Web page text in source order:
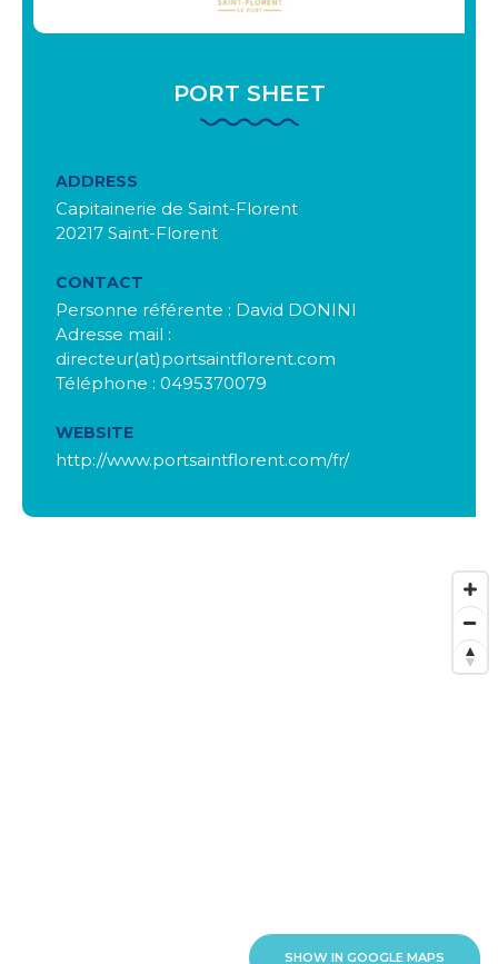
PORT SHEET
ADDRESS
Capitainerie de Saint-Florent
20217 Saint-Florent
CONTACT
Personne référente : David DONINI
Adresse mail :
directeur(at)portsaintflorent.com
Téléphone : 0495370079
WEBSITE
http://www.portsaintflorent.com/fr/
SHOW IN GOOGLE MAPS